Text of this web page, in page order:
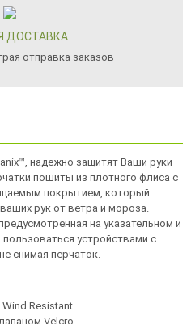
ДОСТАВКА
отправка заказов
надежно защитят Ваши руки
пошиты из плотного флиса с
покрытием, который
рук от ветра и мороза.
на указательном и
устройствами с
снимая перчаток.
Resistant
Velcro